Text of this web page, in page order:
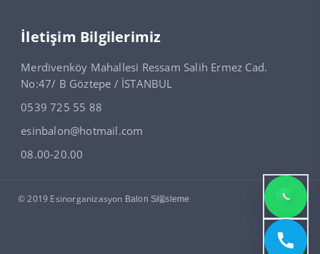
İletişim Bilgilerimiz
Merdivenköy Mahallesi Ressam Salih Ermez Cad.
No:47/ B Göztepe / İSTANBUL
0539 725 55 88
esinbalon@hotmail.com
08.00-20.00
© 2019 Esinorganizasyon Balon S端sleme